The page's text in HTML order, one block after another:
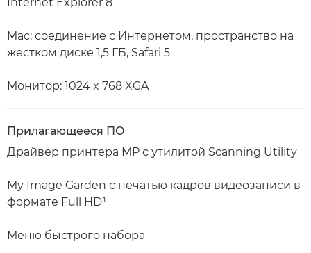
Mac: соединение с Интернетом, пространство на
жестком диске 1,5 ГБ, Safari 5
Монитор: 1024 x 768 XGA
Прилагающееся ПО
Драйвер принтера MP с утилитой Scanning Utility
My Image Garden с печатью кадров видеозаписи в
формате Full HD¹
Меню быстрого набора